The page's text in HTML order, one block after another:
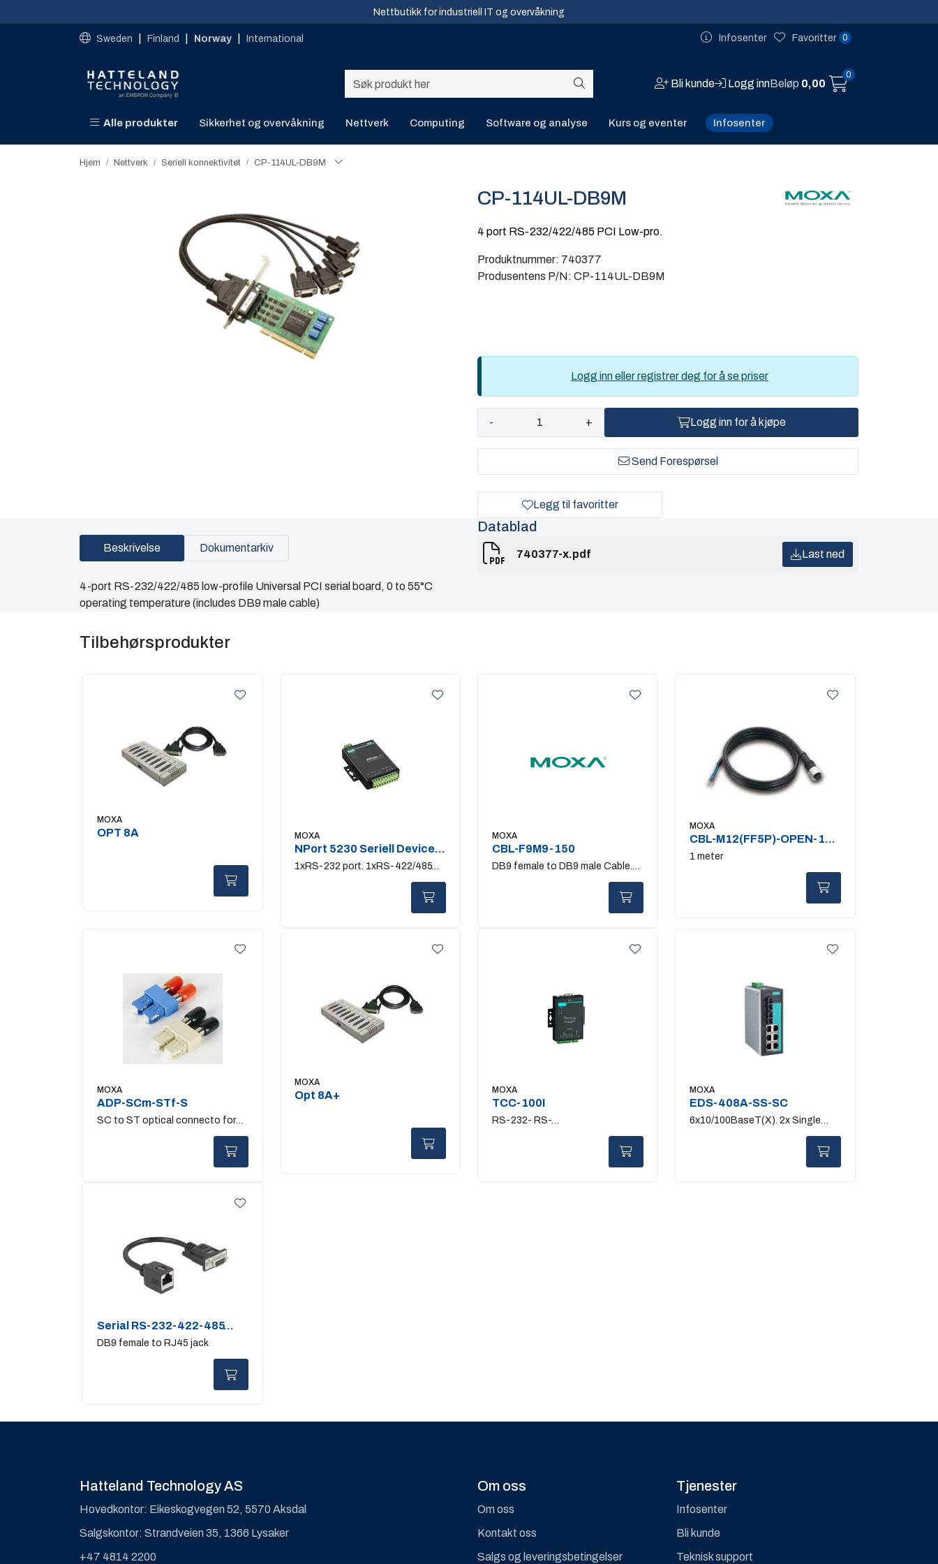
Nettbutikk for industriell IT og overvåkning
Sweden Finland Norway International Infosenter 0
Favoritter
Bli kunde Logg innBeløp 0,00
0
Alle produkter Sikkerhet og overvåkning Nettverk Computing Software og analyse Kurs og eventer Infosenter
Hjem Nettverk Seriell konnektivitet​ CP-114UL-DB9M
CP-114UL-DB9M
4 port RS-232/422/485 PCI Low-pro.
Produktnummer: 740377
Produsentens P/N: CP-114UL-DB9M
Logg inn eller registrer deg for å se priser
- + Logg inn for å kjøpe
Send Forespørsel
Legg til favoritter
Beskrivelse Dokumentarkiv
4-port RS-232/422/485 low-profile Universal PCI serial board, 0 to 55°C
operating temperature (includes DB9 male cable)
Datablad
740377-x.pdf Last ned
Tilbehørsprodukter
MOXA
OPT 8A MOXA
NPort 5230 Seriell Device
Server
1xRS-232 port. 1xRS-422/485
MOXA
CBL-F9M9-150
DB9 female to DB9 male Cable.
MOXA
CBL-M12(FF5P)-OPEN-100
IP67
1 meter
MOXA
ADP-SCm-STf-S
SC to ST optical connecto for
MOXA
Opt 8A+ MOXA
TCC-100I
RS-232- RS-
MOXA
EDS-408A-SS-SC
6x10/100BaseT(X). 2x Single
Serial RS-232-422-485
Adapter
DB9 female to RJ45 jack
Hatteland Technology AS
Hovedkontor: Eikeskogvegen 52, 5570 Aksdal
Salgskontor: Strandveien 35, 1366 Lysaker
+47 4814 2200
Om oss
Om oss
Kontakt oss
Salgs og leveringsbetingelser
Tjenester
Infosenter
Bli kunde
Teknisk support